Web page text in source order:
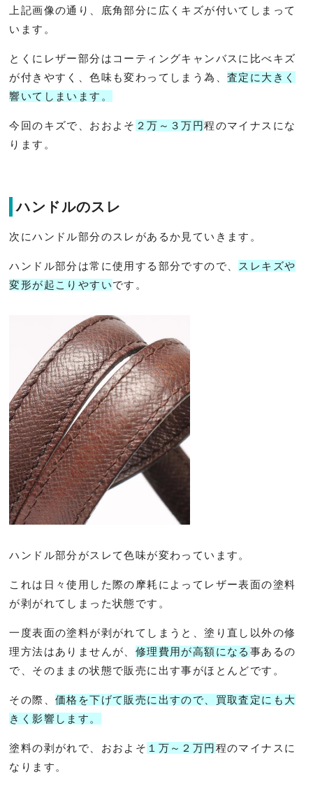
上記画像の通り、底角部分に広くキズが付いてしまって
います。
とくにレザー部分はコーティングキャンバスに比べキズ
が付きやすく、色味も変わってしまう為、査定に大きく
響いてしまいます。
今回のキズで、おおよそ ２万～３万円程のマイナスにな
ります。
ハンドルのスレ
次にハンドル部分のスレがあるか見ていきます。
ハンドル部分は常に使用する部分ですので、 スレキズや
変形が起こりやすいです。
ハンドル部分がスレて色味が変わっています。
これは日々使用した際の摩耗によってレザー表面の塗料
が剥がれてしまった状態です。
一度表面の塗料が剥がれてしまうと、塗り直し以外の修
理方法はありませんが、 修理費用が高額になる 事あるの
で、そのままの状態で販売に出す事がほとんどです。
その際、価格を下げて販売に出すので、買取査定にも大
きく影響します。
塗料の剥がれで、おおよそ １万～２万円程のマイナスに
なります。